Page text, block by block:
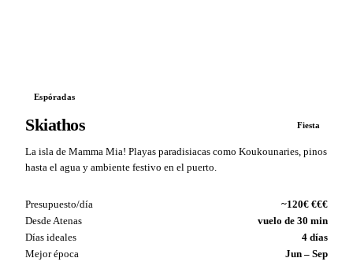
Espóradas
Skiathos Fiesta
La isla de Mamma Mia! Playas paradisiacas como Koukounaries, pinos
hasta el agua y ambiente festivo en el puerto.
Presupuesto/día
~120€ €€€
Desde Atenas
vuelo de 30 min
Días ideales
4 días
Mejor época
Jun – Sep